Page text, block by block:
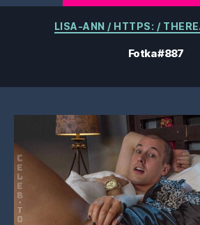
LISA-ANN / HTTPS: /
Fotka #887